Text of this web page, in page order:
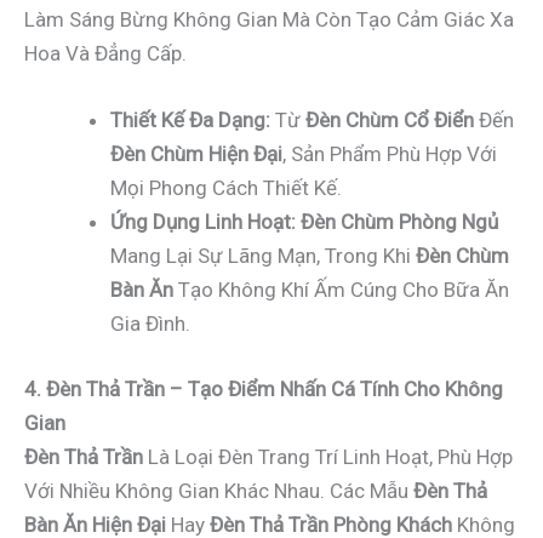
Làm Sáng Bừng Không Gian Mà Còn Tạo Cảm Giác Xa
Hoa Và Đẳng Cấp.
Thiết Kế Đa Dạng: Từ Đèn Chùm Cổ Điển Đến
Đèn Chùm Hiện Đại, Sản Phẩm Phù Hợp Với
Mọi Phong Cách Thiết Kế.
Ứng Dụng Linh Hoạt: Đèn Chùm Phòng Ngủ
Mang Lại Sự Lãng Mạn, Trong Khi Đèn Chùm
Bàn Ăn Tạo Không Khí Ấm Cúng Cho Bữa Ăn
Gia Đình.
4. Đèn Thả Trần – Tạo Điểm Nhấn Cá Tính Cho Không
Gian
Đèn Thả Trần Là Loại Đèn Trang Trí Linh Hoạt, Phù Hợp
Với Nhiều Không Gian Khác Nhau. Các Mẫu Đèn Thả
Bàn Ăn Hiện Đại Hay Đèn Thả Trần Phòng Khách Không